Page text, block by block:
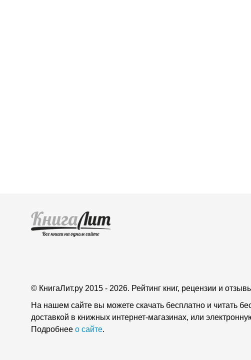
© КнигаЛит.ру 2015 - 2026. Рейтинг книг, рецензии и
На нашем сайте вы можете скачать бесплатно и читать
доставкой в книжных интернет-магазинах, или
Подробнее о сайте.